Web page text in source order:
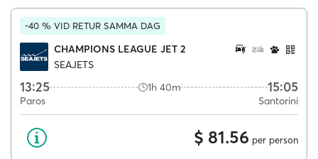
-40 % VID RETUR SAMMA DAG
CHAMPIONS LEAGUE JET 2
SEAJETS
13:25 1h 40m 15:05
Paros Santorini
$ 81.56 per person